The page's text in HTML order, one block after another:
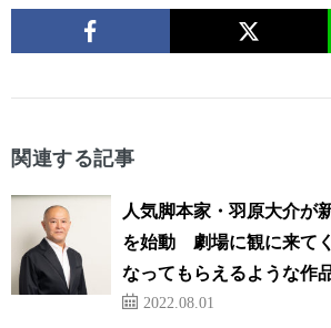
関連する記事
人気脚本家・羽原大介が
を始動 劇場に観に来て
なってもらえるような作
2022.08.01